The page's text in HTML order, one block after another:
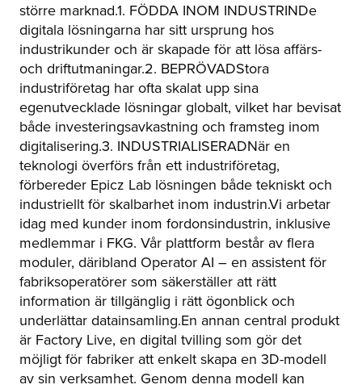
större marknad.1. FÖDDA INOM INDUSTRINDe
digitala lösningarna har sitt ursprung hos
industrikunder och är skapade för att lösa affärs-
och driftutmaningar.2. BEPRÖVADStora
industriföretag har ofta skalat upp sina
egenutvecklade lösningar globalt, vilket har bevisat
både investeringsavkastning och framsteg inom
digitalisering.3. INDUSTRIALISERADNär en
teknologi överförs från ett industriföretag,
förbereder Epicz Lab lösningen både tekniskt och
industriellt för skalbarhet inom industrin.Vi arbetar
idag med kunder inom fordonsindustrin, inklusive
medlemmar i FKG. Vår plattform består av flera
moduler, däribland Operator AI – en assistent för
fabriksoperatörer som säkerställer att rätt
information är tillgänglig i rätt ögonblick och
underlättar datainsamling.En annan central produkt
är Factory Live, en digital tvilling som gör det
möjligt för fabriker att enkelt skapa en 3D-modell
av sin verksamhet. Genom denna modell kan